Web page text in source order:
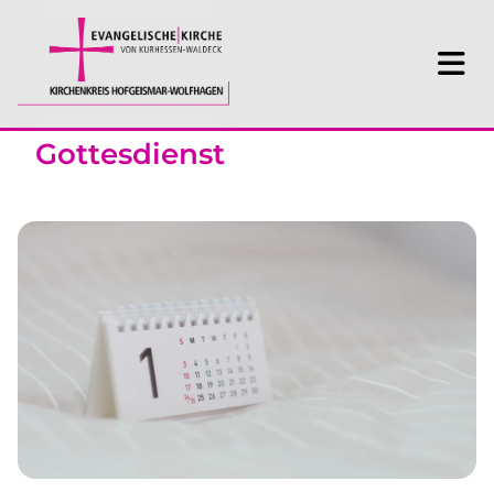
Gottesdienst